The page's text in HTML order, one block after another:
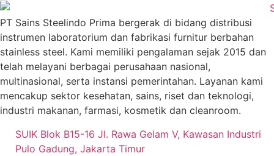
PT Sains Steelindo Prima bergerak di bidang distribusi
instrumen laboratorium dan fabrikasi furnitur berbahan
stainless steel. Kami memiliki pengalaman sejak 2015 dan
telah melayani berbagai perusahaan nasional,
multinasional, serta instansi pemerintahan. Layanan kami
mencakup sektor kesehatan, sains, riset dan teknologi,
industri makanan, farmasi, kosmetik dan cleanroom.
SUIK Blok B15-16 Jl. Rawa Gelam V, Kawasan Industri
Pulo Gadung, Jakarta Timur